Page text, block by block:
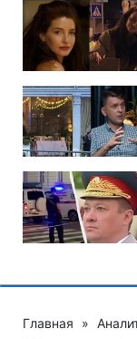
Главная »